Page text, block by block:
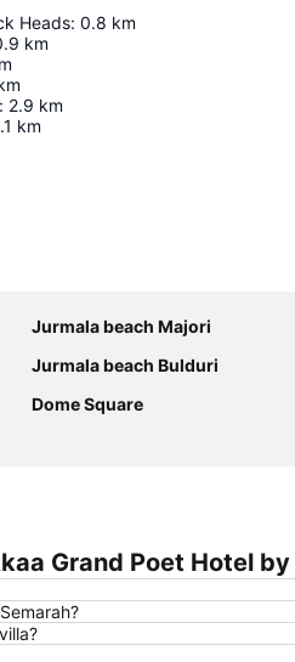
Heads: 0.8 km
km
: 2.9 km
km
Jurmala beach Majori
Jurmala beach Bulduri
Dome Square
Grand Poet Hotel by